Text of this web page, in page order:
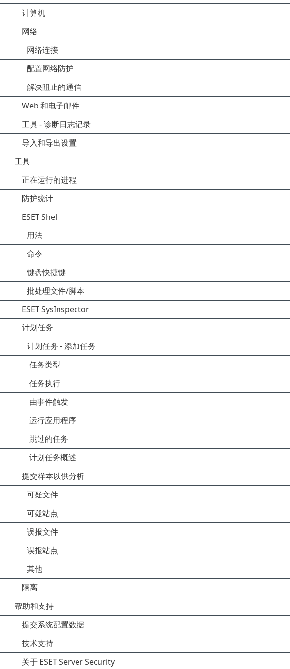
计算机
网络
网络连接
配置网络防护
解决阻止的通信
Web 和电子邮件
工具 - 诊断日志记录
导入和导出设置
工具
正在运行的进程
防护统计
ESET Shell
用法
命令
键盘快捷键
批处理文件/脚本
ESET SysInspector
计划任务
计划任务 - 添加任务
任务类型
任务执行
由事件触发
运行应用程序
跳过的任务
计划任务概述
提交样本以供分析
可疑文件
可疑站点
误报文件
误报站点
其他
隔离
帮助和支持
提交系统配置数据
技术支持
关于 ESET Server Security